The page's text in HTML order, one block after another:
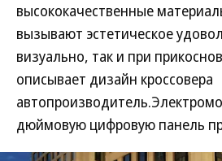
высококачественные
вызывают эстетическое
визуально, так и при
описывает дизайн кроссовера
дюймовую цифровую панель